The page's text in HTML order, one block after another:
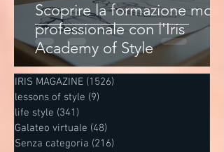
Scoprire la formazione moda
professionale con l'Iris
Academy of Style
IRIS MAGAZINE (1526)
lessons of style (9)
life style (341)
Galateo virtuale (48)
Senza categoria (216)